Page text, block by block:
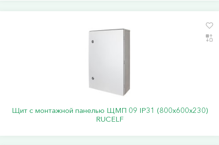
Щит с монтажной панелью ЩМП 09 IP31 (800х600х230)
RUCELF